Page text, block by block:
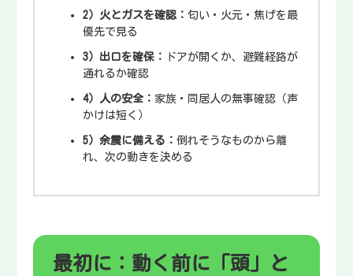
2）火とガスを確認：匂い・火元・焦げを最
優先で見る
3）出口を確保：
ドアが開くか、避難経路が
通れるか確認
4）人の安全： 家族・同居人の無事確認（声
かけは短く）
5）余震に備える：倒れそうなものから離
れ、次の動きを決める
最初に：動く前に「頭」と